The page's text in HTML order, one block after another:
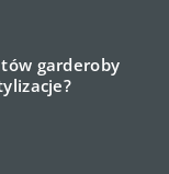
garderoby